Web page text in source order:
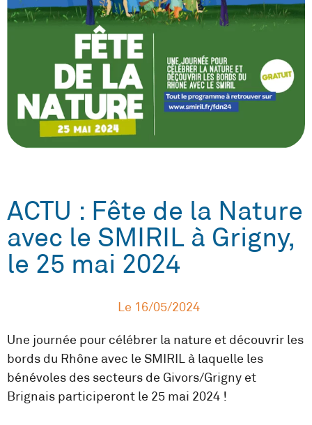
ACTU : Fête de la Nature
avec le SMIRIL à Grigny,
le 25 mai 2024
Le 16/05/2024
Une journée pour célébrer la nature et découvrir les
bords du Rhône avec le SMIRIL à laquelle les
bénévoles des secteurs de Givors/Grigny et
Brignais participeront le 25 mai 2024 !